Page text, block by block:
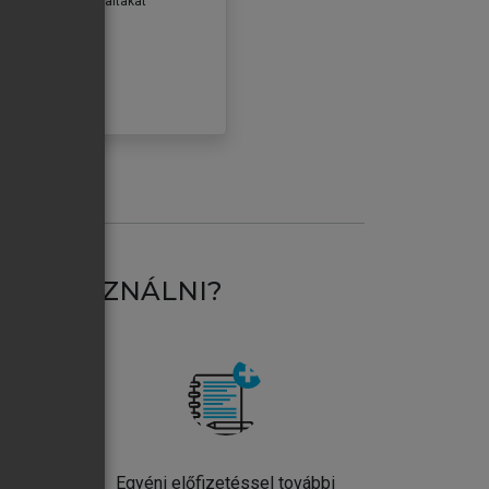
HASZNÁLNI?
Egyéni előfizetéssel további